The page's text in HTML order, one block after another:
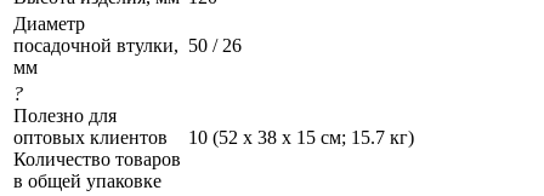
Диаметр
посадочной втулки,
мм
50 / 26
?
Полезно для
оптовых клиентов
Количество товаров
в общей упаковке
10 (52 х 38 х 15 см; 15.7 кг)